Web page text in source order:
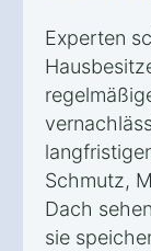
Experten
Schmutz,
Dach
sie